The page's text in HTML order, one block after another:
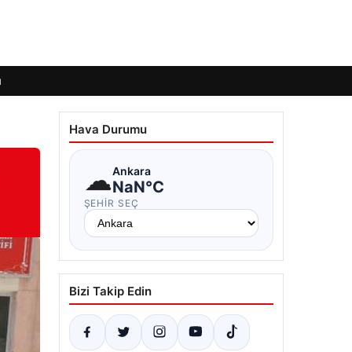
Hava Durumu
☁Ankara
NaN°C
ŞEHIR SEÇ
Bizi Takip Edin